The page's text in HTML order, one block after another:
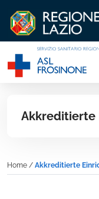
Akkreditierte
Home / Akkreditierte